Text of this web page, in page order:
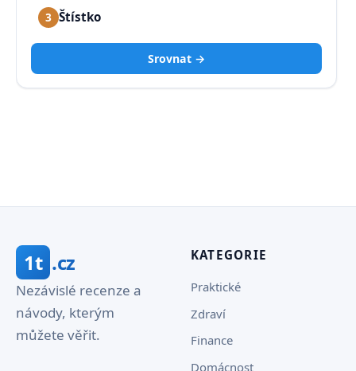
3 Štístko
Srovnat →
1t .cz
Nezávislé recenze a
návody, kterým
můžete věřit.
KATEGORIE
Praktické
Zdraví
Finance
Domácnost